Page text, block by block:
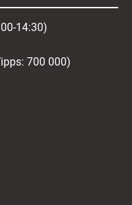
14:30)
700 000)